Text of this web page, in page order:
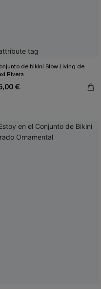
de bikini Slow Living de
Rivera
€